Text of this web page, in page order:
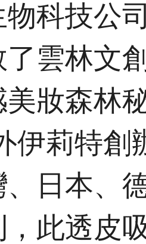
科技公
雲林文
妝森林
伊莉特創
日本、
此透皮